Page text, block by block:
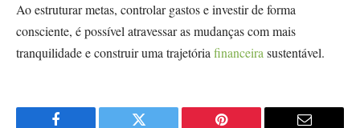
Ao estruturar metas, controlar gastos e investir de forma
consciente, é possível atravessar as mudanças com mais
tranquilidade e construir uma trajetóriafinanceirasustentável.